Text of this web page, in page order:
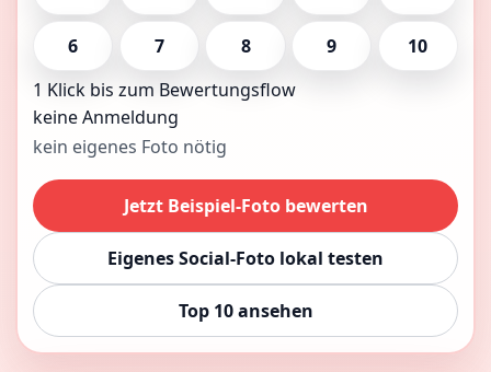
6 7 8 9
10
1 Klick bis zum Bewertungsflow
keine Anmeldung
kein eigenes Foto nötig
Jetzt Beispiel-Foto bewerten
Eigenes Social-Foto lokal testen
Top 10 ansehen